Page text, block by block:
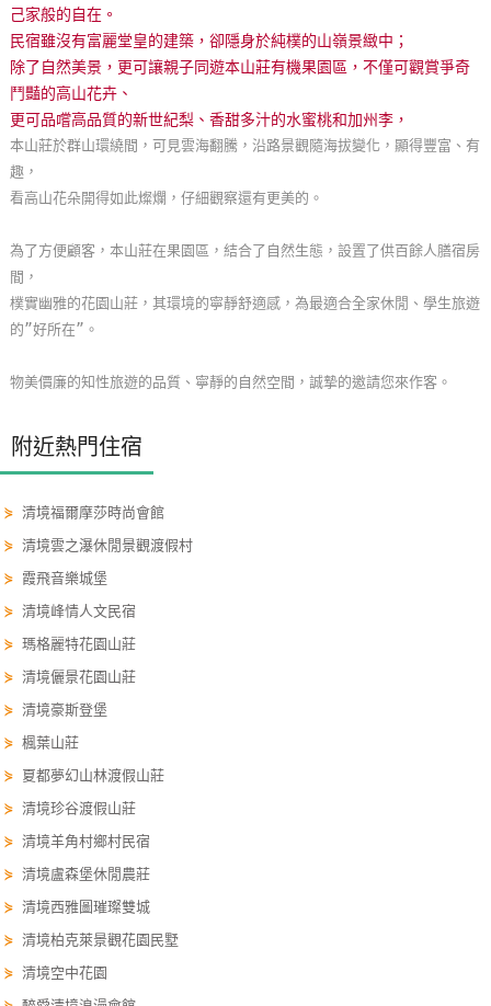
玩
樂
地
圖
顧
客
務
顧
滿
度
訂
單
理
會
帳
戶
客
服
聯
絡
己家般的自在。
民宿雖沒有富麗堂皇的建築，卻隱身於純樸的山嶺景緻中；
除了自然美景，更可讓親子同遊本山莊有機果園區，不僅可觀賞爭奇
鬥豔的高山花卉、
更可品嚐高品質的新世紀梨、香甜多汁的水蜜桃和加州李，
本山莊於群山環繞間，可見雲海翻騰，沿路景觀隨海拔變化，顯得豐富、有
趣，
看高山花朵開得如此燦爛，仔細觀察還有更美的。
為了方便顧客，本山莊在果園區，結合了自然生態，設置了供百餘人膳宿房
間，
樸實幽雅的花園山莊，其環境的寧靜舒適感，為最適合全家休閒、學生旅遊
的”好所在”。
物美價廉的知性旅遊的品質、寧靜的自然空間，誠摯的邀請您來作客。
附近熱門住宿
⋟清境福爾摩莎時尚會館
⋟清境雲之瀑休閒景觀渡假村
⋟ 霞飛音樂城堡
⋟清境峰情人文民宿
⋟瑪格麗特花園山莊
⋟清境儷景花園山莊
⋟清境豪斯登堡
⋟楓葉山莊
⋟ 夏都夢幻山林渡假山莊
⋟清境珍谷渡假山莊
⋟清境羊角村鄉村民宿
⋟清境盧森堡休閒農莊
⋟清境西雅圖璀璨雙城
⋟清境柏克萊景觀花園民墅
⋟清境空中花園